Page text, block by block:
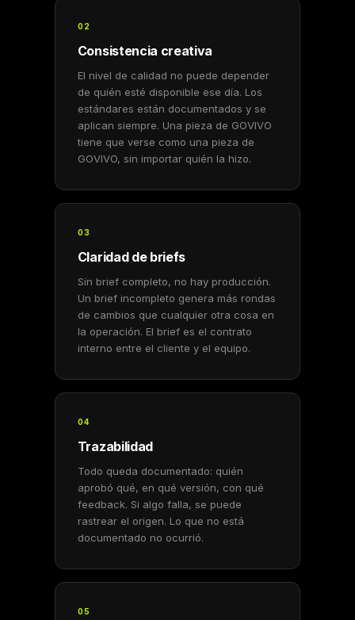
02
Consistencia creativa
El nivel de calidad no puede depender
de quién esté disponible ese día. Los
estándares están documentados y se
aplican siempre. Una pieza de GOVIVO
tiene que verse como una pieza de
GOVIVO, sin importar quién la hizo.
03
Claridad de briefs
Sin brief completo, no hay producción.
Un brief incompleto genera más rondas
de cambios que cualquier otra cosa en
la operación. El brief es el contrato
interno entre el cliente y el equipo.
04
Trazabilidad
Todo queda documentado: quién
aprobó qué, en qué versión, con qué
feedback. Si algo falla, se puede
rastrear el origen. Lo que no está
documentado no ocurrió.
05